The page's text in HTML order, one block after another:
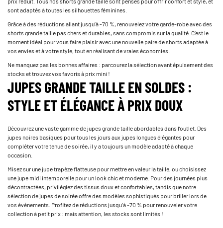
sont adaptés à toutes les silhouettes féminines.
Grâce à des réductions allant jusqu’à -70 %, renouvelez votre garde-robe avec des
shorts grande taille pas chers et durables, sans compromis sur la qualité. C’est le
moment idéal pour vous faire plaisir avec une nouvelle paire de shorts adaptée à
vos envies et à votre style, tout en réalisant de vraies économies.
Ne manquez pas les bonnes affaires : parcourez la sélection avant épuisement des
stocks et trouvez vos favoris à prix mini !
JUPES GRANDE TAILLE EN SOLDES :
STYLE ET ÉLÉGANCE À PRIX DOUX
Découvrez une vaste gamme de jupes grande taille abordables dans l’outlet. Des
jupes noires basiques pour tous les jours aux jupes longues élégantes pour
compléter votre tenue de soirée, il y a toujours un modèle adapté à chaque
occasion.
Misez sur une jupe trapèze flatteuse pour mettre en valeur la taille, ou choisissez
une jupe midi intemporelle pour un look chic et moderne. Pour des journées plus
décontractées, privilégiez des tissus doux et confortables, tandis que notre
sélection de jupes de soirée offre des modèles sophistiqués pour briller lors de
vos événements. Profitez de réductions jusqu’à -70 % pour renouveler votre
collection à petit prix : mais attention, les stocks sont limités !